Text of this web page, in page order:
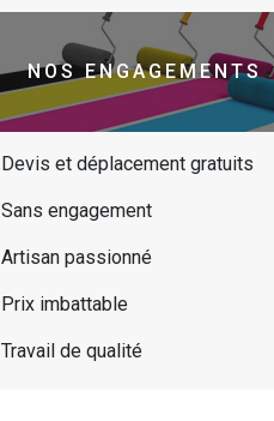
NOS ENGAGEMENTS
Devis et déplacement gratuits
Sans engagement
Artisan passionné
Prix imbattable
Travail de qualité